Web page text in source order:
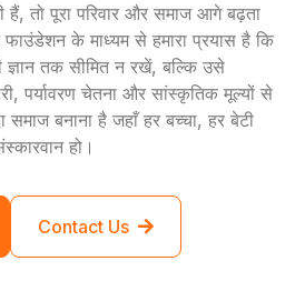
हैं, तो पूरा परिवार और समाज आगे बढ़ता
के माध्यम से हमारा प्रयास है कि
ज्ञान तक सीमित न रखें, बल्कि उसे
पर्यावरण चेतना और सांस्कृतिक मूल्यों से
समाज बनाना है जहाँ हर बच्चा, हर बेटी
हो।
Contact Us